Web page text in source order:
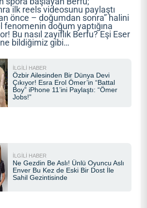
ilk reels videosunu paylaştı
önce – doğumdan sonra” halini
fenomenin doğum yaptığına
Bu nasıl zayıflık Berfu? Eşi Eser
bildiğimiz gibi…